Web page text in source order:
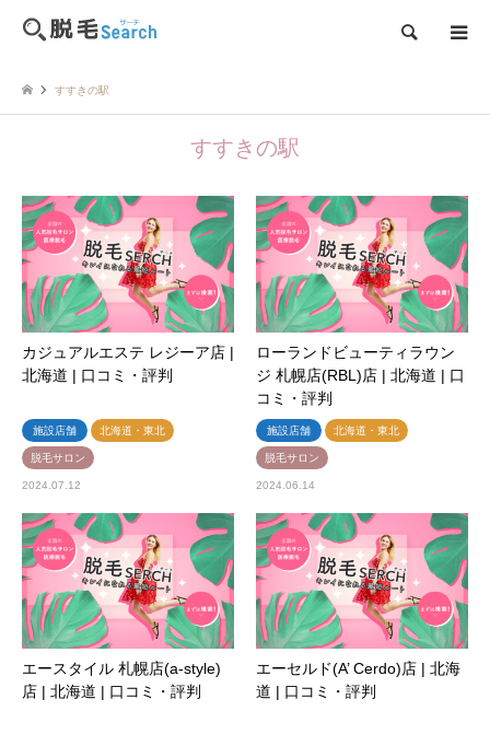
検索
すすきの駅
すすきの駅
カジュアルエステ レジーア店 |
北海道 | 口コミ・評判
施設店舗 北海道・東北
脱毛サロン
2024.07.12
ローランドビューティラウン
ジ 札幌店(RBL)店 | 北海道 | 口
コミ・評判
施設店舗 北海道・東北
脱毛サロン
2024.06.14
エースタイル 札幌店(a-style)
店 | 北海道 | 口コミ・評判
エーセルド(A’ Cerdo)店 | 北海
道 | 口コミ・評判